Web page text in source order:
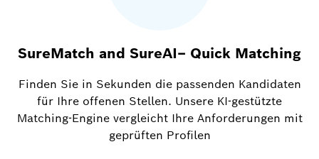
SureMatch and SureAI– Quick Matching
Finden Sie in Sekunden die passenden Kandidaten
für Ihre offenen Stellen. Unsere KI-gestützte
Matching-Engine vergleicht Ihre Anforderungen mit
geprüften Profilen